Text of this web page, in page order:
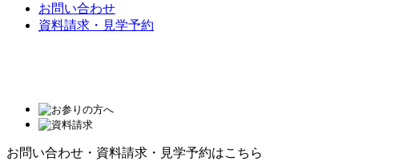
お問い合わせ
資料請求・見学予約
お問い合わせ・資料請求・見学予約はこちら